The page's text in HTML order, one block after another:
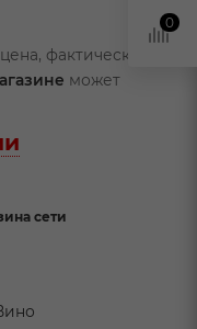
фактическая
может
сети
0